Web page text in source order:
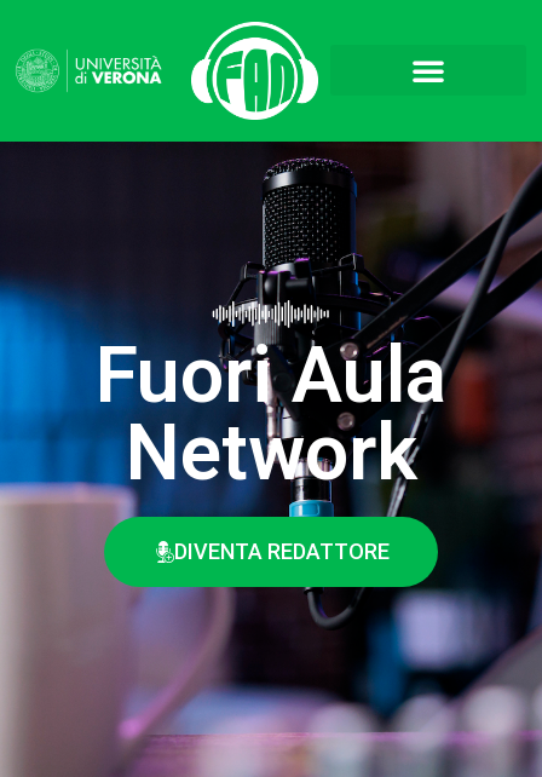
Fuori Aula
Network
DIVENTA REDATTORE